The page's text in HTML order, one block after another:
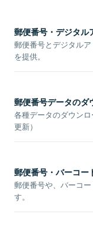
郵便番号・デジタル
郵便番号とデジタル
を提供。
郵便番号データのダ
各種データのダウン
更新）
郵便番号・バーコー
郵便番号や、バーコ
す。